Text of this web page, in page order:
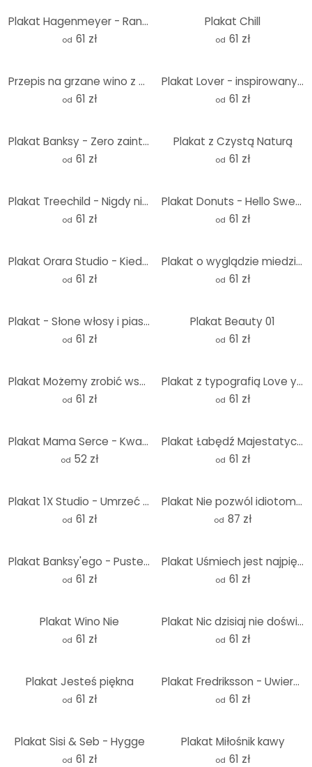
Plakat Hagenmeyer - Rano zawsze mam dobry humor....
od 61 zł
Plakat Chill
od 61 zł
Przepis na grzane wino z plakatu
od 61 zł
Plakat Lover - inspirowany Taylor Swift
od 61 zł
Plakat Banksy - Zero zainteresowania ludźmi
od 61 zł
Plakat z Czystą Naturą
od 61 zł
Plakat Treechild - Nigdy nie przestawaj odkrywać
od 61 zł
Plakat Donuts - Hello Sweetie
od 61 zł
Plakat Orara Studio - Kiedy życie wręcza ci cytryny
od 61 zł
Plakat o wyglądzie miedzi - błyszcz jak diament
od 61 zł
Plakat - Słone włosy i piasek w butach
od 61 zł
Plakat Beauty 01
od 61 zł
Plakat Możemy zrobić wszystko
od 61 zł
Plakat z typografią Love you Retro Letters
od 61 zł
Plakat Mama Serce - Kwadrat
od 52 zł
Plakat Łabędź Majestatyczny - Naturalne Piękno
od 61 zł
Plakat 1X Studio - Umrzeć ze wspomnieniami
od 61 zł
Plakat Nie pozwól idiotom zepsuć Ci dnia - Prints by Ayleen - Round
od 87 zł
Plakat Banksy'ego - Puste ściany są przestępstwem
od 61 zł
Plakat Uśmiech jest najpiękniejszą rzeczą
od 61 zł
Plakat Wino Nie
od 61 zł
Plakat Nic dzisiaj nie doświadczyłem
od 61 zł
Plakat Jesteś piękna
od 61 zł
Plakat Fredriksson - Uwierz w siebie
od 61 zł
Plakat Sisi & Seb - Hygge
od 61 zł
Plakat Miłośnik kawy
od 61 zł